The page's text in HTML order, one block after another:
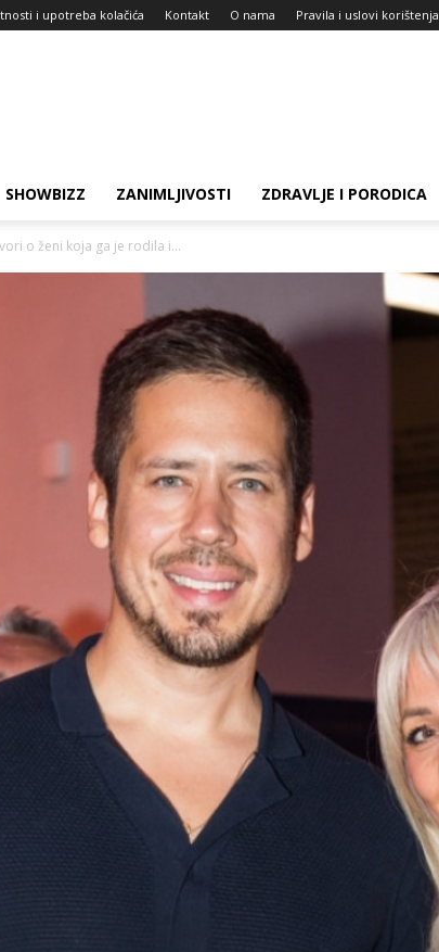
i upotreba kolačića Kontakt O nama Pravila i uslovi korištenja
SHOWBIZZ ZANIMLJIVOSTI ZDRAVLJE I PORODICA
o ženi koja ga je rodila i...